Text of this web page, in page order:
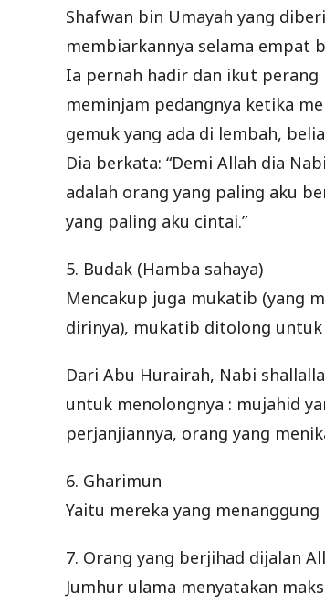
Shafwan bin Umayah yang
membiarkannya selama empat
Ia pernah hadir dan ikut perang
meminjam pedangnya ketika
gemuk yang ada di lembah,
Dia berkata: “Demi Allah dia
adalah orang yang paling aku
yang paling aku cintai.”
5. Budak (Hamba sahaya)
Mencakup juga mukatib (yang
dirinya), mukatib ditolong untuk
Dari Abu Hurairah, Nabi
untuk menolongnya : mujahid
perjanjiannya, orang yang
6. Gharimun
Yaitu mereka yang
7. Orang yang berjihad dijalan
Jumhur ulama menyatakan